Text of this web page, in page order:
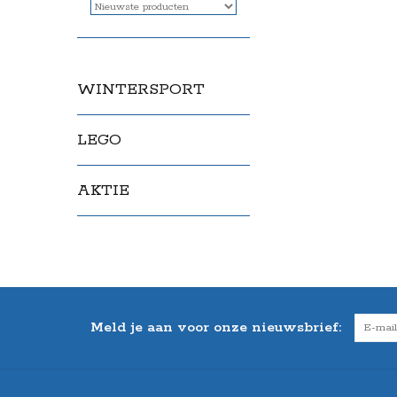
WINTERSPORT
LEGO
AKTIE
Meld je aan voor onze nieuwsbrief: